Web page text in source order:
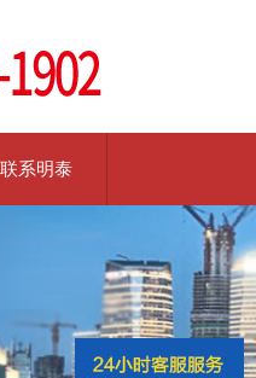
联系明泰